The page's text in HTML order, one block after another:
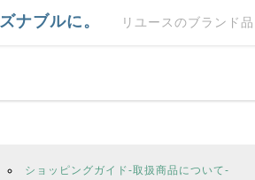
ナブルに。 リユースのブランド
ショッピングガイド-取扱商品について-